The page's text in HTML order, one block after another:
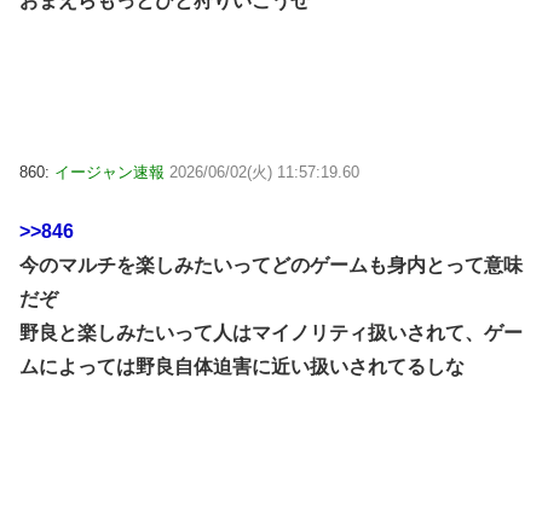
860: イージャン速報 2026/06/02(火) 11:57:19.60
>>846
今のマルチを楽しみたいってどのゲームも身内とって意味
だぞ
野良と楽しみたいって人はマイノリティ扱いされて、ゲー
ムによっては野良自体迫害に近い扱いされてるしな